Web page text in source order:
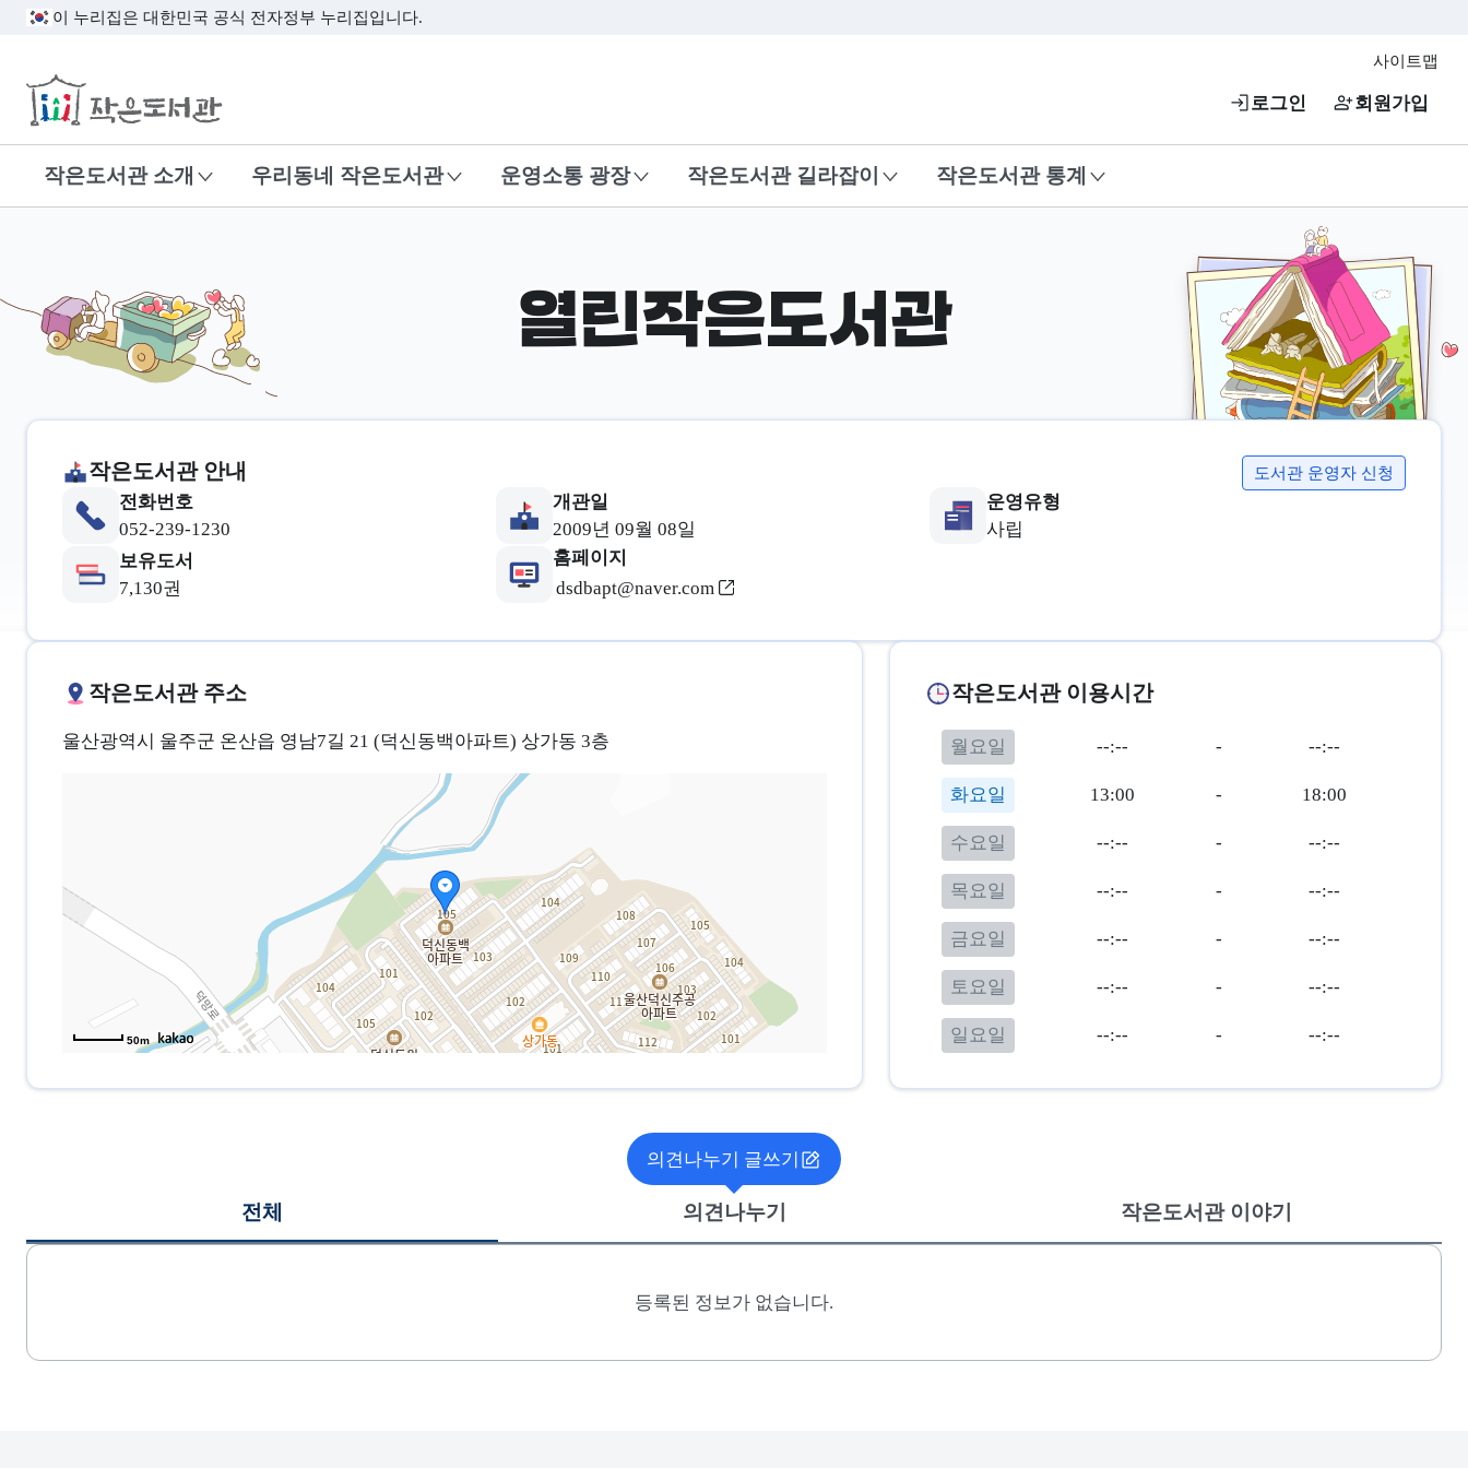
이 누리집은 대한민국 공식 전자정부 누리집입니다.
사이트맵
작은도서관 로그인 회원가입
작은도서관 소개 우리동네 작은도서관 운영소통 광장 작은도서관 길라잡이 작은도서관 통계
열린작은도서관
작은도서관 안내 도서관 운영자 신청
전화번호
052-239-1230
개관일
2009년 09월 08일
운영유형
사립
보유도서
7,130권
홈페이지
dsdbapt@naver.com
작은도서관 주소
울산광역시 울주군 온산읍 영남7길 21 (덕신동백아파트) 상가동 3층
50m
작은도서관 이용시간
월요일 --:-- - --:--
화요일 13:00 - 18:00
수요일 --:-- - --:--
목요일 --:-- - --:--
금요일 --:-- - --:--
토요일 --:-- - --:--
일요일 --:-- - --:--
의견나누기 글쓰기
전체 의견나누기 작은도서관 이야기
게시글 목록
등록된 정보가 없습니다.